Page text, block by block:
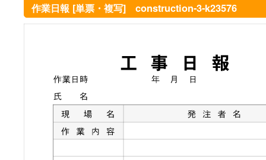
作業日報 [単票・複写] construction-3-k23576